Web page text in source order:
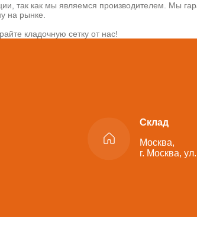
так как мы являемся производителем. Мы
на рынке.
кладочную сетку от нас!
Склад
Москва,
г. Москва,